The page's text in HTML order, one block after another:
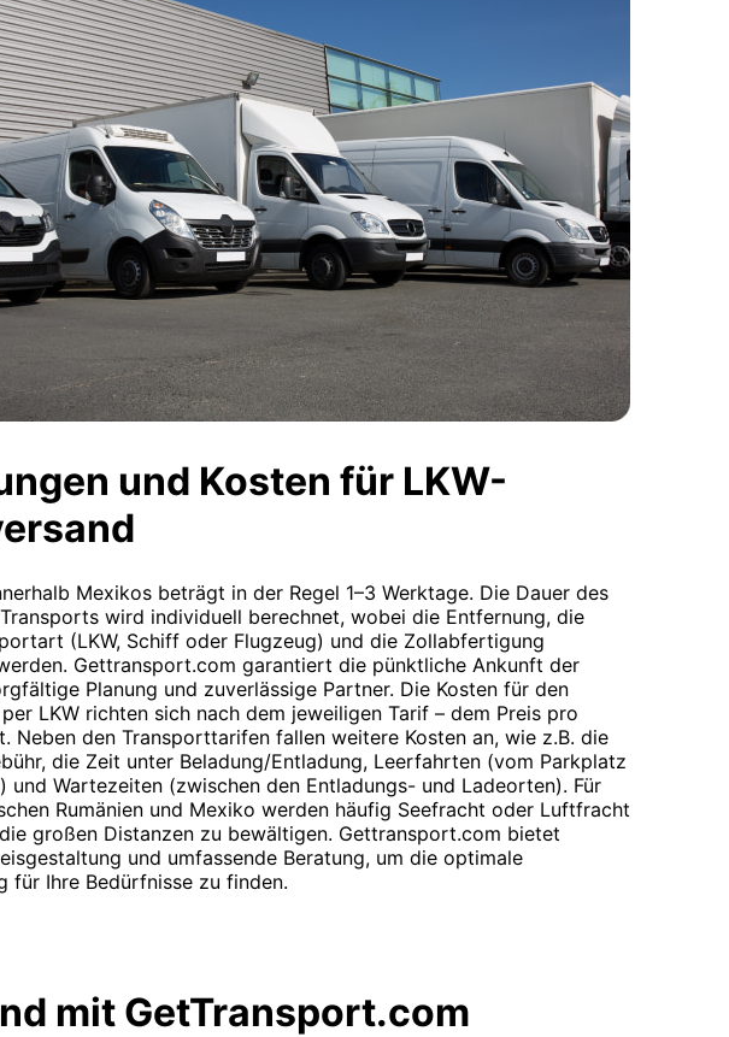
und Kosten für LKW-
Mexikos beträgt in der Regel 1–3 Werktage. Die Dauer des
wird individuell berechnet, wobei die Entfernung, die
(LKW, Schiff oder Flugzeug) und die Zollabfertigung
Gettransport.com garantiert die pünktliche Ankunft der
Planung und zuverlässige Partner. Die Kosten für den
LKW richten sich nach dem jeweiligen Tarif – dem Preis pro
Neben den Transporttarifen fallen weitere Kosten an, wie z.B. die
die Zeit unter Beladung/Entladung, Leerfahrten (vom Parkplatz
und Wartezeiten (zwischen den Entladungs- und Ladeorten). Für
Rumänien und Mexiko werden häufig Seefracht oder Luftfracht
großen Distanzen zu bewältigen. Gettransport.com bietet
und umfassende Beratung, um die optimale
für Ihre Bedürfnisse zu finden.
mit GetTransport.com